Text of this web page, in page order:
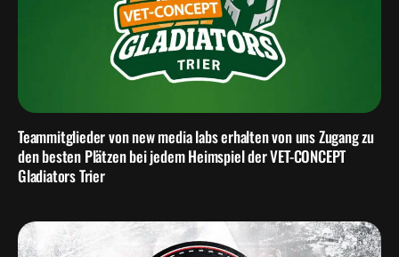
Teammitglieder von new media labs erhalten von uns Zugang zu
den besten Plätzen bei jedem Heimspiel der VET-CONCEPT
Gladiators Trier